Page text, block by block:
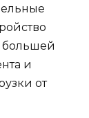
большей
и
от